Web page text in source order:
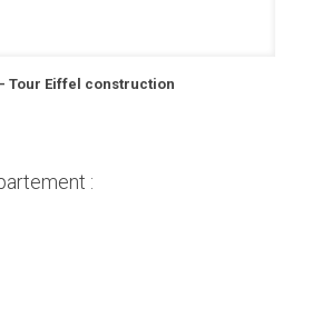
Tour Eiffel construction
: